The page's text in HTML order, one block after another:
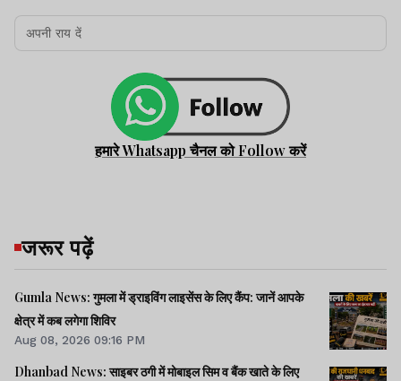
हमारे Whatsapp चैनल को Follow करें
जरूर पढ़ें
Gumla News: गुमला में ड्राइविंग लाइसेंस के लिए कैंप: जानें आपके
क्षेत्र में कब लगेगा शिविर
Aug 08, 2026 09:16 PM
Dhanbad News: साइबर ठगी में मोबाइल सिम व बैंक खाते के लिए